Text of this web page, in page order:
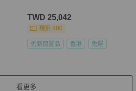
TWD 25,042
現折 800
近新閒置品 香港 免運
看更多